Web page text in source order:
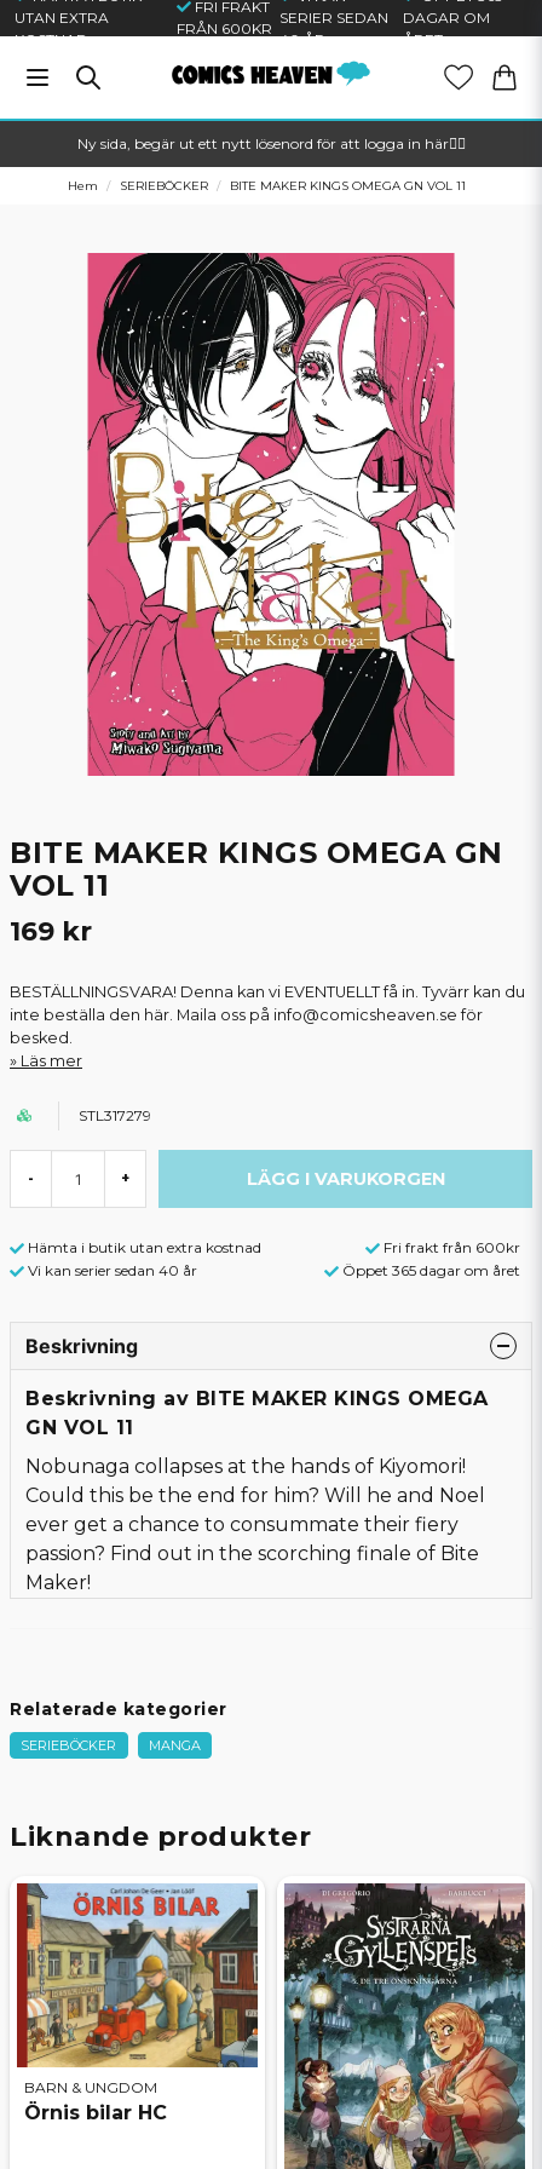
UTAN EXTRA
KOSTNAD
FRI FRAKT
FRÅN 600KR
SERIER SEDAN
40 ÅR
DAGAR OM
ÅRET
Ny sida, begär ut ett nytt lösenord för att logga in här🦸‍♂️
Hem SERIEBÖCKER BITE MAKER KINGS OMEGA GN VOL 11
BITE MAKER KINGS OMEGA GN
VOL 11
169 kr
BESTÄLLNINGSVARA! Denna kan vi EVENTUELLT få in. Tyvärr kan du
inte beställa den här. Maila oss på info@comicsheaven.se för
besked.
Läs mer
STL317279
- + LÄGG I VARUKORGEN
Hämta i butik utan extra kostnad
Fri frakt från 600kr
Vi kan serier sedan 40 år
Öppet 365 dagar om året
Beskrivning
Beskrivning av BITE MAKER KINGS OMEGA
GN VOL 11
Nobunaga collapses at the hands of Kiyomori!
Could this be the end for him? Will he and Noel
ever get a chance to consummate their fiery
passion? Find out in the scorching finale of Bite
Maker!
Relaterade kategorier
SERIEBÖCKER MANGA
Liknande produkter
BARN & UNGDOM
Örnis bilar HC